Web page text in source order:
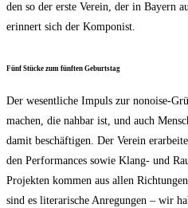
den so der ers­te Ver­ein, der in Bay­ern
erin­nert sich der Komponist.
Fünf Stü­cke zum fünf­ten Geburtstag
Der wesent­li­che Impuls zur nonoi­se-
machen, die nah­bar ist, und auch
damit beschäf­ti­gen. Der Ver­ein
den Per­for­man­ces sowie Klang- und
Pro­jek­ten kom­men aus allen
sind es lite­ra­ri­sche Anre­gun­gen – wir